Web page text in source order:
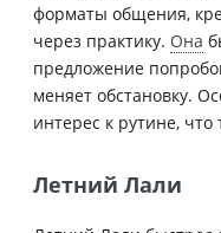
форматы общения,
через практику. Она
предложение
меняет обстановку.
интерес к рутине,
Летний Лали